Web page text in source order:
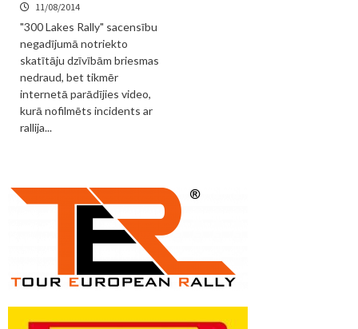
11/08/2014
"300 Lakes Rally" sacensību
negadījumā notriekto
skatītāju dzīvībām briesmas
nedraud, bet tikmēr
internetā parādījies video,
kurā nofilmēts incidents ar
rallija...